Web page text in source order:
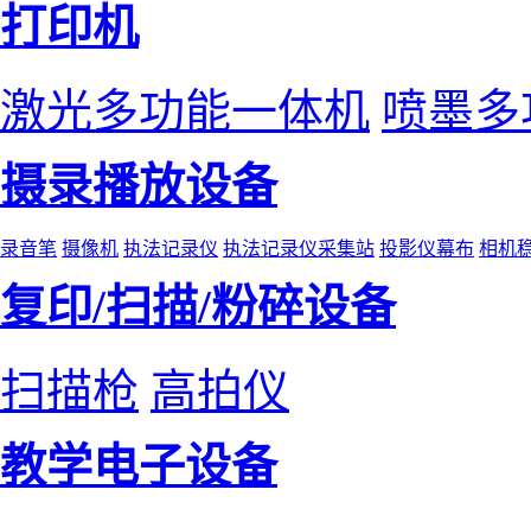
打印机
激光多功能一体机 喷墨
摄录播放设备
录音笔 摄像机 执法记录仪 执法记录仪采集站 投影仪幕布 相机
复印/扫描/粉碎设备
扫描枪 高拍仪
教学电子设备